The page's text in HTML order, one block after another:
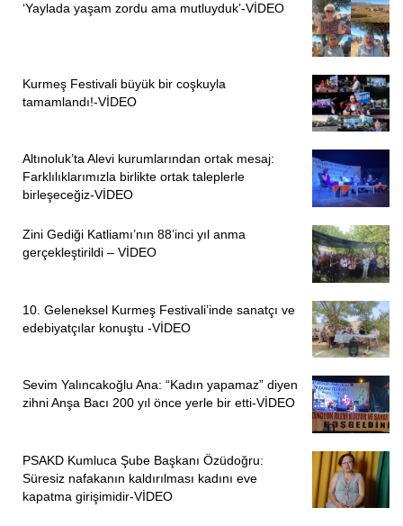
‘Yaylada yaşam zordu ama mutluyduk’-VİDEO
Kurmeş Festivali büyük bir coşkuyla
tamamlandı!-VİDEO
Altınoluk’ta Alevi kurumlarından ortak mesaj:
Farklılıklarımızla birlikte ortak taleplerle
birleşeceğiz-VİDEO
Zini Gediği Katliamı’nın 88’inci yıl anma
gerçekleştirildi – VİDEO
10. Geleneksel Kurmeş Festivali’inde sanatçı ve
edebiyatçılar konuştu -VİDEO
Sevim Yalıncakoğlu Ana: “Kadın yapamaz” diyen
zihni Anşa Bacı 200 yıl önce yerle bir etti-VİDEO
PSAKD Kumluca Şube Başkanı Özüdoğru:
Süresiz nafakanın kaldırılması kadını eve
kapatma girişimidir-VİDEO